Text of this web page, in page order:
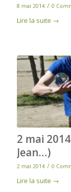
8 mai 2014 / 0
Lire la suite →
2 mai
Jean…)
2 mai 2014 / 0
Lire la suite →